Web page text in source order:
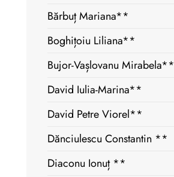
Bărbuț Mariana**
Boghițoiu Liliana**
Bujor-Vașlovanu Mirabela**
David Iulia-Marina**
David Petre Viorel**
Dănciulescu Constantin **
Diaconu Ionuț **